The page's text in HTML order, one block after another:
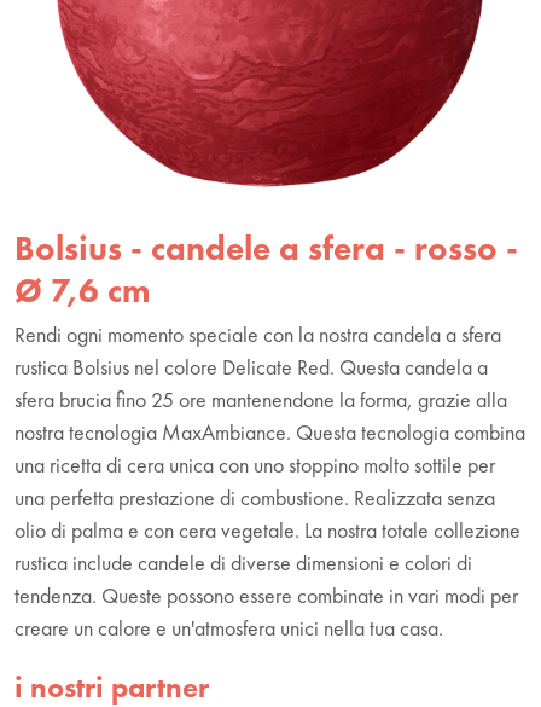
Bolsius - candele a sfera - rosso -
Ø 7,6 cm
Rendi ogni momento speciale con la nostra candela a sfera
rustica Bolsius nel colore Delicate Red. Questa candela a
sfera brucia fino 25 ore mantenendone la forma, grazie alla
nostra tecnologia MaxAmbiance. Questa tecnologia combina
una ricetta di cera unica con uno stoppino molto sottile per
una perfetta prestazione di combustione. Realizzata senza
olio di palma e con cera vegetale. La nostra totale collezione
rustica include candele di diverse dimensioni e colori di
tendenza. Queste possono essere combinate in vari modi per
creare un calore e un'atmosfera unici nella tua casa.
i nostri partner